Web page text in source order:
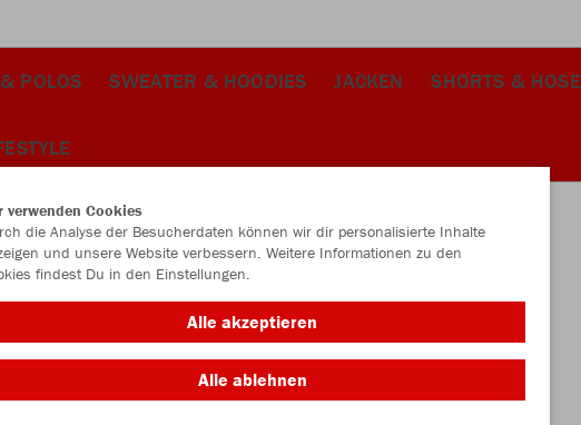
POLOS SWEATER & HOODIES JACKEN SHORTS &
verwenden Cookies
die Analyse der Besucherdaten können wir dir personalisierte Inhalte
und unsere Website verbessern. Weitere Informationen zu den
findest Du in den Einstellungen.
Alle akzeptieren
Alle ablehnen